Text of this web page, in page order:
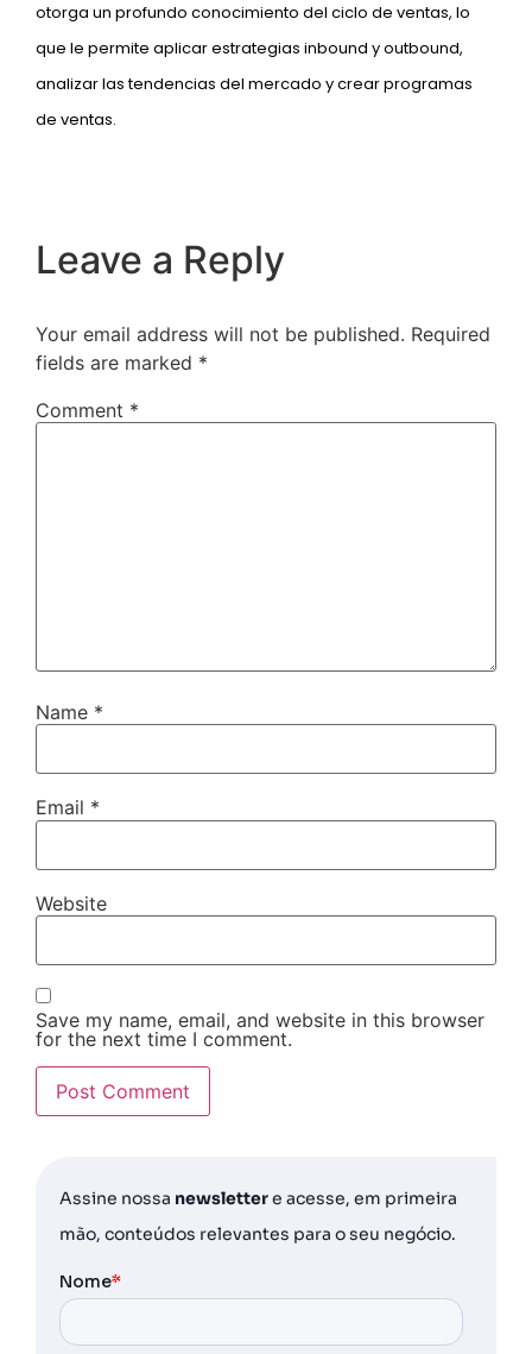
otorga un profundo conocimiento del ciclo de ventas, lo
que le permite aplicar estrategias inbound y outbound,
analizar las tendencias del mercado y crear programas
de ventas.
Leave a Reply
Your email address will not be published. Required
fields are marked *
Comment *
Name *
Email *
Website
Save my name, email, and website in this browser
for the next time I comment.
Assine nossa newslettere acesse, em primeira
mão, conteúdos relevantes para o seu negócio.